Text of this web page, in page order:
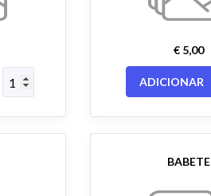
€ 5,00
ADICIONAR
BABETE